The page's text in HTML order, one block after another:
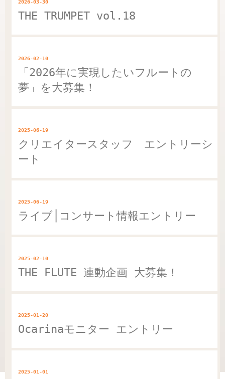
2026-03-30
THE TRUMPET vol.18
2026-02-10
「2026年に実現したいフルートの
夢」を大募集！
2025-06-19
クリエイタースタッフ エントリーシ
ート
2025-06-19
ライブ│コンサート情報エントリー
2025-02-10
THE FLUTE 連動企画 大募集！
2025-01-20
Ocarinaモニター エントリー
2025-01-01